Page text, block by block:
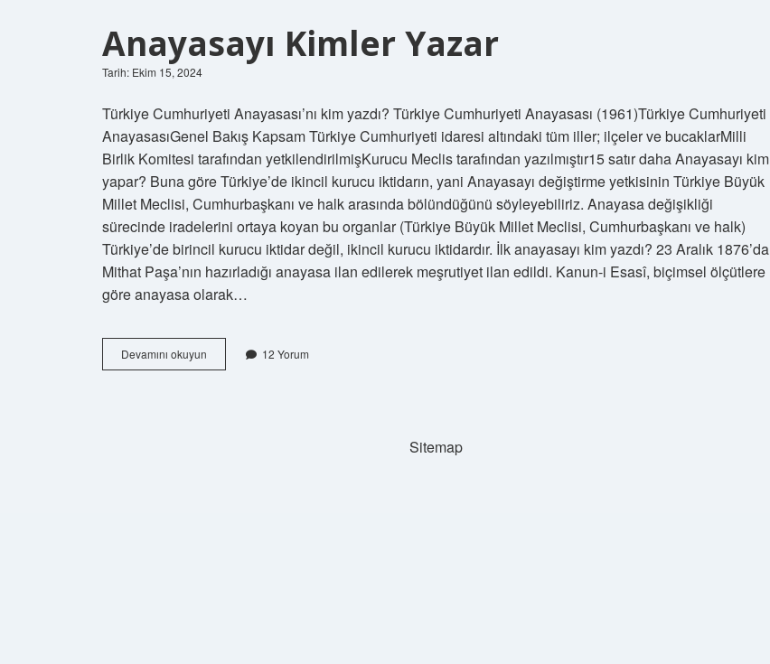
Anayasayı Kimler Yazar
Tarih: Ekim 15, 2024
Türkiye Cumhuriyeti Anayasası’nı kim yazdı? Türkiye Cumhuriyeti Anayasası (1961)Türkiye Cumhuriyeti
AnayasasıGenel Bakış Kapsam Türkiye Cumhuriyeti idaresi altındaki tüm iller; ilçeler ve bucaklarMilli
Birlik Komitesi tarafından yetkilendirilmişKurucu Meclis tarafından yazılmıştır15 satır daha Anayasayı kim
yapar? Buna göre Türkiye’de ikincil kurucu iktidarın, yani Anayasayı değiştirme yetkisinin Türkiye Büyük
Millet Meclisi, Cumhurbaşkanı ve halk arasında bölündüğünü söyleyebiliriz. Anayasa değişikliği
sürecinde iradelerini ortaya koyan bu organlar (Türkiye Büyük Millet Meclisi, Cumhurbaşkanı ve halk)
Türkiye’de birincil kurucu iktidar değil, ikincil kurucu iktidardır. İlk anayasayı kim yazdı? 23 Aralık 1876’da
Mithat Paşa’nın hazırladığı anayasa ilan edilerek meşrutiyet ilan edildi. Kanun-i Esasî, biçimsel ölçütlere
göre anayasa olarak…
Devamını okuyun Anayasayı
Kimler
12 Yorum
Sitemap